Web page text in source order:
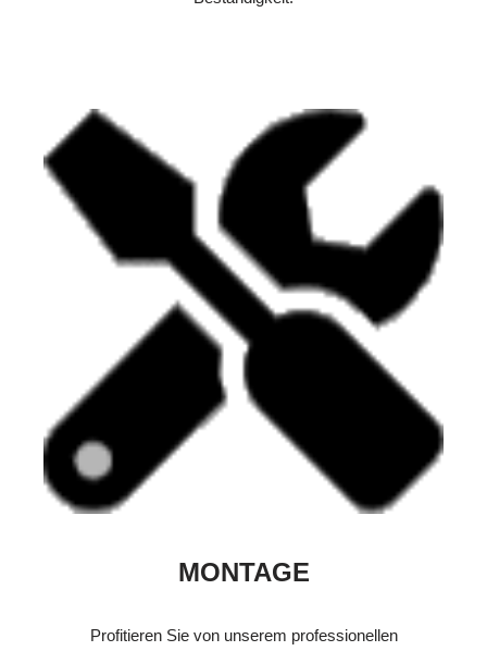
MONTAGE
Profitieren Sie von unserem professionellen